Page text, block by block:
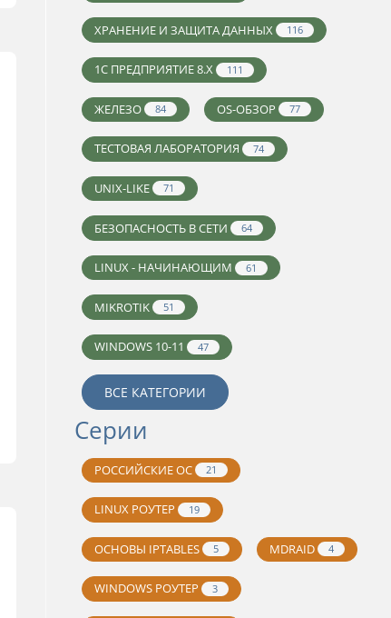
ХРАНЕНИЕ И ЗАЩИТА ДАННЫХ 116
1С ПРЕДПРИЯТИЕ 8.X 111
ЖЕЛЕЗО 84 OS-ОБЗОР 77
ТЕСТОВАЯ ЛАБОРАТОРИЯ 74
UNIX-LIKE 71
БЕЗОПАСНОСТЬ В СЕТИ 64
LINUX - НАЧИНАЮЩИМ 61
MIKROTIK 51
WINDOWS 10-11 47
ВСЕ КАТЕГОРИИ
Серии
РОССИЙСКИЕ ОС 21
LINUX РОУТЕР 19
ОСНОВЫ IPTABLES 5 MDRAID 4
WINDOWS РОУТЕР 3